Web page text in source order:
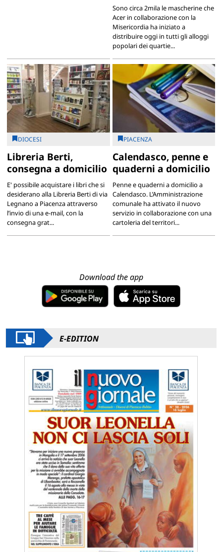
Sono circa 2mila le mascherine che
Acer in collaborazione con la
Misericordia ha iniziato a
distribuire oggi in tutti gli alloggi
popolari dei quartie...
DIOCESI
Libreria Berti,
consegna a domicilio
E' possibile acquistare i libri che si
desiderano alla Libreria Berti di via
Legnano a Piacenza attraverso
l’invio di una e-mail, con la
consegna grat...
PIACENZA
Calendasco, penne e
quaderni a domicilio
Penne e quaderni a domicilio a
Calendasco. L’Amministrazione
comunale ha attivato il nuovo
servizio in collaborazione con una
cartoleria del territori...
Download the app
E-EDITION